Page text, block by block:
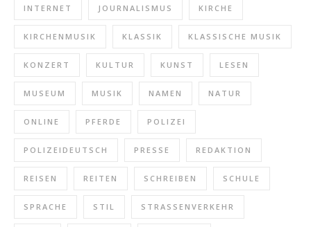
INTERNET JOURNALISMUS KIRCHE
KIRCHENMUSIK KLASSIK KLASSISCHE MUSIK
KONZERT KULTUR KUNST LESEN
MUSEUM MUSIK NAMEN NATUR
ONLINE PFERDE POLIZEI
POLIZEIDEUTSCH PRESSE REDAKTION
REISEN REITEN SCHREIBEN SCHULE
SPRACHE STIL STRASSENVERKEHR